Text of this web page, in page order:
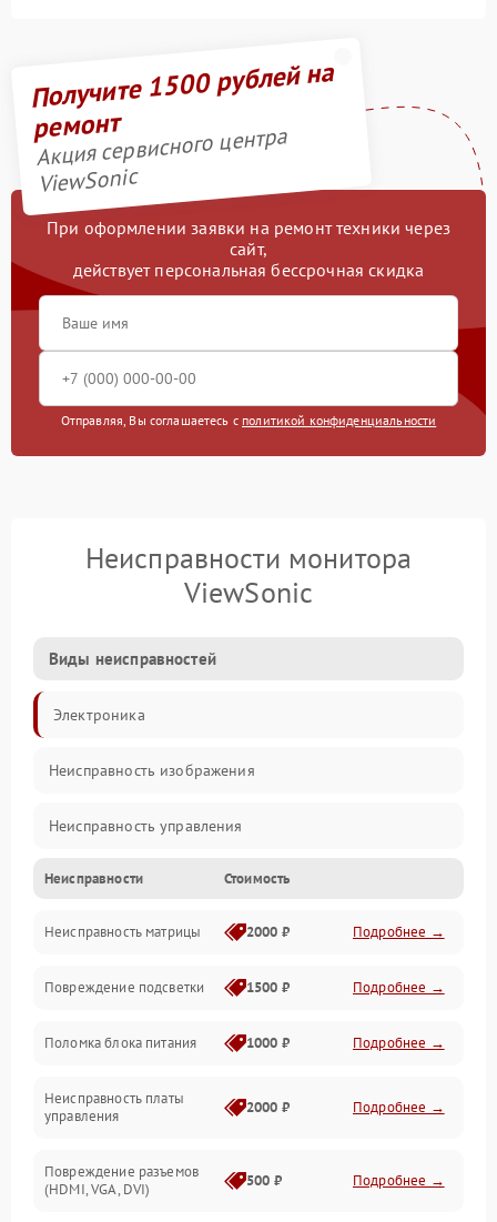
Получите 1500 рублей на
ремонт
Акция сервисного центра
ViewSonic
При оформлении заявки на ремонт техники через
сайт,
действует персональная бессрочная скидка
Отправляя, Вы соглашаетесь с политикой конфиденциальности
Неисправности монитора
ViewSonic
Виды неисправностей
Электроника
Неисправность изображения
Неисправность управления
Неисправность интерфейсов
Прочие неисправности
Неисправность звука
Механические повреждения
Неисправности Стоимость
Неисправность матрицы 2000 ₽ Подробнее →
Повреждение подсветки 1500 ₽ Подробнее →
Поломка блока питания 1000 ₽ Подробнее →
Неисправность платы
управления
2000 ₽ Подробнее →
Повреждение разъемов
(HDMI, VGA, DVI)
500 ₽ Подробнее →